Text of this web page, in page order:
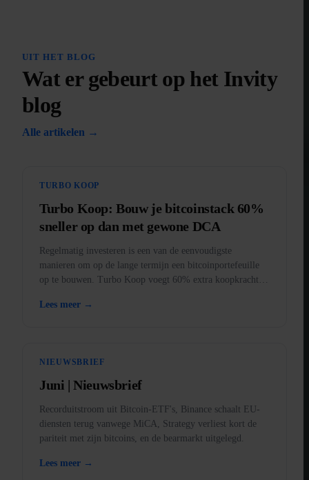
UIT HET BLOG
Wat er gebeurt op het Invity
blog
Alle artikelen →
TURBO KOOP
Turbo Koop: Bouw je bitcoinstack 60%
sneller op dan met gewone DCA
Regelmatig investeren is een van de eenvoudigste
manieren om op de lange termijn een bitcoinportefeuille
op te bouwen. Turbo Koop voegt 60% extra koopkracht
Lees meer →
NIEUWSBRIEF
Juni | Nieuwsbrief
Recorduitstroom uit Bitcoin-ETF's, Binance schaalt EU-
diensten terug vanwege MiCA, Strategy verliest kort de
pariteit met zijn bitcoins, en de bearmarkt uitgelegd.
Lees meer →